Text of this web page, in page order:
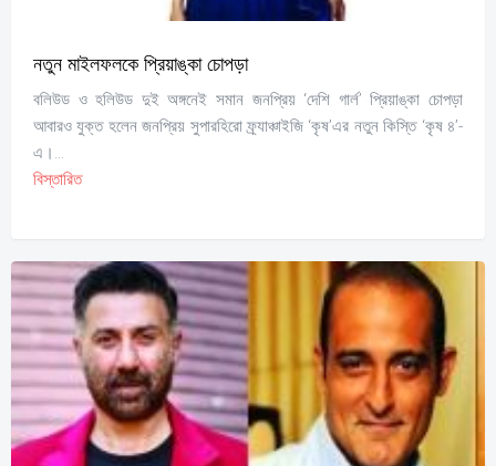
নতুন মাইলফলকে প্রিয়াঙ্কা চোপড়া
বলিউড ও হলিউড দুই অঙ্গনেই সমান জনপ্রিয় ‘দেশি গার্ল’ প্রিয়াঙ্কা চোপড়া
আবারও যুক্ত হলেন জনপ্রিয় সুপারহিরো ফ্র্যাঞ্চাইজি ‘কৃষ’এর নতুন কিস্তি ‘কৃষ ৪’-
এ।...
বিস্তারিত